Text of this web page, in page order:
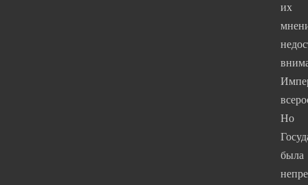
их
Но
была